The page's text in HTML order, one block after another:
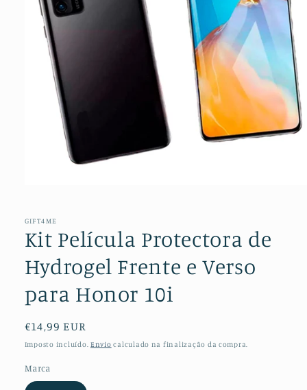
1
modal
GIFT4ME
Kit Película Protectora de
Hydrogel Frente e Verso
para Honor 10i
Preço
normal
€14,99 EUR
Imposto incluído. Envio calculado na finalização da compra.
Marca